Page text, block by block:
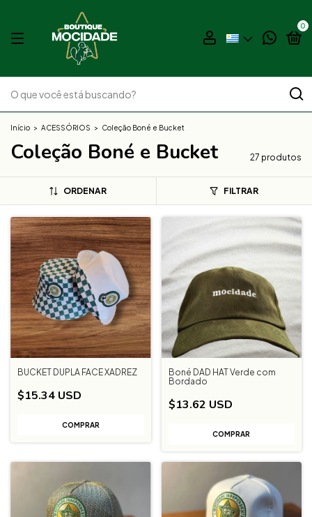
0
Início > ACESSÓRIOS > Coleção Boné e Bucket
Coleção Boné e Bucket 27 produtos
ORDENAR FILTRAR
BUCKET DUPLA FACE XADREZ
$15.34 USD
Boné DAD HAT Verde com
Bordado
$13.62 USD